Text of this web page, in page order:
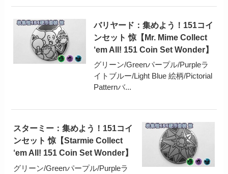
バリヤード：集めよう！151コイ
ンセット 惊【Mr. Mime Collect
‘em All! 151 Coin Set Wonder】
グリーン/Greenパープル/Purpleラ
イトブルー/Light Blue 絵柄/Pictorial
Patternバ...
スターミー：集めよう！151コイ
ンセット 惊【Starmie Collect
‘em All! 151 Coin Set Wonder】
グリーン/Greenパープル/Purpleラ